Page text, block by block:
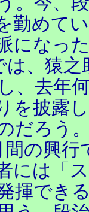
勤めて
になっ
は、猿
、去年
を披露
だろう
間の興
には「
揮でき